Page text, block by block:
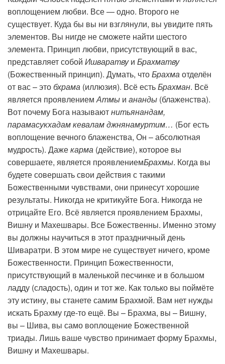
воплощением любви. Все — одно. Второго не
существует. Куда бы вы ни взглянули, вы увидите пять
элементов. Вы нигде не сможете найти шестого
элемента. Принцип любви, присутствующий в вас,
представляет собой Ишваратвуи Брахматву
(Божественный принцип). Думать, чтоБрахмаотделён
от вас – этобхрама (иллюзия). Всё естьБрахман. Всё
является проявлениемАтмы и ананды (блаженства).
Вот почему Бога называютнитьянандам,
парамасукхадам кевалам джнянамуртим… (Бог есть
воплощение вечного блаженства, Он – абсолютная
мудрость). Дажекарма (действие), которое вы
совершаете, является проявлениемБрахмы. Когда вы
будете совершать свои действия с такими
Божественными чувствами, они принесут хорошие
результаты. Никогда не критикуйте Бога. Никогда не
отрицайте Его. Всё является проявлением Брахмы,
Вишну и Махешвары. Все Божественны. Именно этому
вы должны научиться в этот праздничный день
Шиваратри. В этом мире не существует ничего, кроме
Божественности. Принцип Божественности,
присутствующий в маленькой песчинке и в большом
ладду (сладость), один и тот же. Как только вы поймёте
эту истину, вы станете самим Брахмой. Вам нет нужды
искать Брахму где-то ещё. Вы – Брахма, вы – Вишну,
вы – Шива, вы само воплощение Божественной
триады. Лишь ваше чувство принимает форму Брахмы,
Вишну и Махешвары.